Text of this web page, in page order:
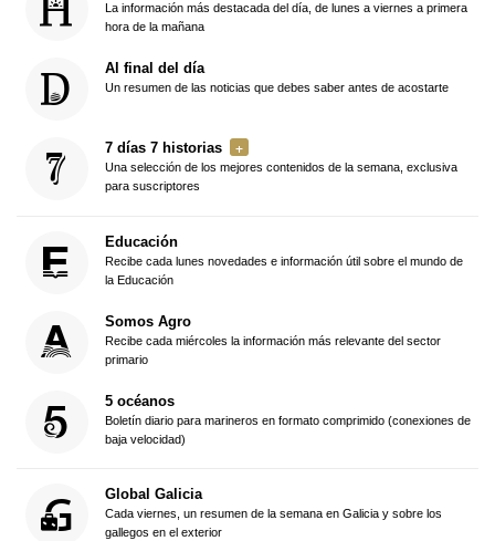
La información más destacada del día, de lunes a viernes a primera
hora de la mañana
Al final del día
Un resumen de las noticias que debes saber antes de acostarte
7 días 7 historias
Una selección de los mejores contenidos de la semana, exclusiva
para suscriptores
Educación
Recibe cada lunes novedades e información útil sobre el mundo de
la Educación
Somos Agro
Recibe cada miércoles la información más relevante del sector
primario
5 océanos
Boletín diario para marineros en formato comprimido (conexiones de
baja velocidad)
Global Galicia
Cada viernes, un resumen de la semana en Galicia y sobre los
gallegos en el exterior